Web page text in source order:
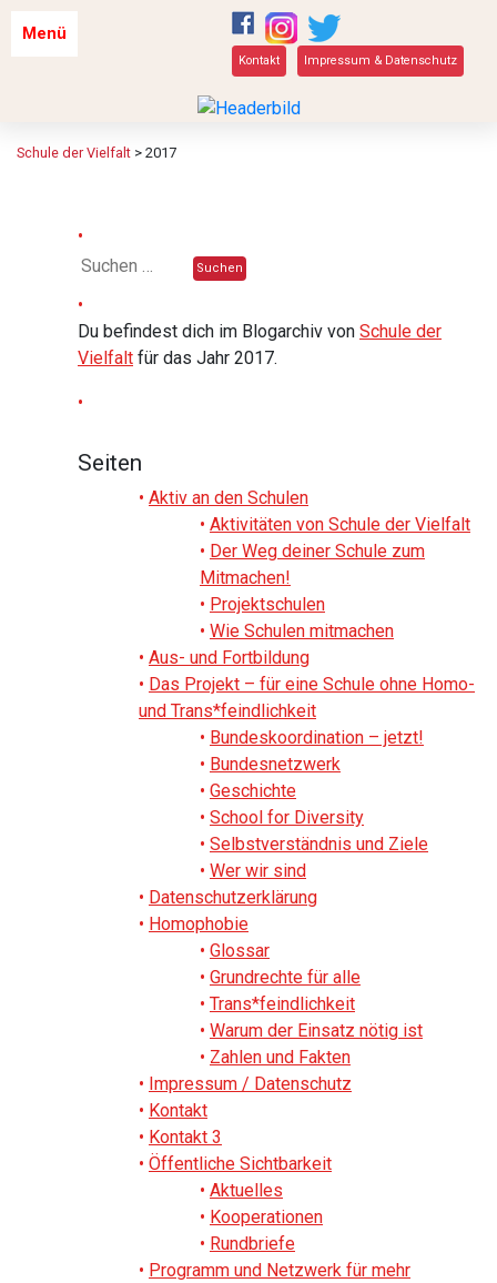
Menü
Kontakt Impressum & Datenschutz
Schule der Vielfalt > 2017
Du befindest dich im Blogarchiv von Schule der
Vielfalt für das Jahr 2017.
Seiten
Aktiv an den Schulen
Aktivitäten von Schule der Vielfalt
Der Weg deiner Schule zum
Mitmachen!
Projektschulen
Wie Schulen mitmachen
Aus- und Fortbildung
Das Projekt – für eine Schule ohne Homo-
und Trans*feindlichkeit
Bundeskoordination – jetzt!
Bundesnetzwerk
Geschichte
School for Diversity
Selbstverständnis und Ziele
Wer wir sind
Datenschutzerklärung
Homophobie
Glossar
Grundrechte für alle
Trans*feindlichkeit
Warum der Einsatz nötig ist
Zahlen und Fakten
Impressum / Datenschutz
Kontakt
Kontakt 3
Öffentliche Sichtbarkeit
Aktuelles
Kooperationen
Rundbriefe
Programm und Netzwerk für mehr